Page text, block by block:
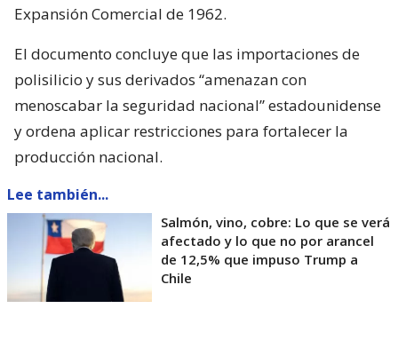
Expansión Comercial de 1962.
El documento concluye que las importaciones de
polisilicio y sus derivados “amenazan con
menoscabar la seguridad nacional” estadounidense
y ordena aplicar restricciones para fortalecer la
producción nacional.
Lee también...
Salmón, vino, cobre: Lo que se verá
afectado y lo que no por arancel
de 12,5% que impuso Trump a
Chile